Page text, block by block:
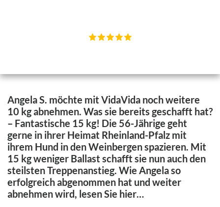
Angela S. möchte mit VidaVida noch weitere
10 kg abnehmen. Was sie bereits geschafft hat?
– Fantastische 15 kg! Die 56-Jährige geht
gerne in ihrer Heimat Rheinland-Pfalz mit
ihrem Hund in den Weinbergen spazieren. Mit
15 kg weniger Ballast schafft sie nun auch den
steilsten Treppenanstieg. Wie Angela so
erfolgreich abgenommen hat und weiter
abnehmen wird, lesen Sie hier…